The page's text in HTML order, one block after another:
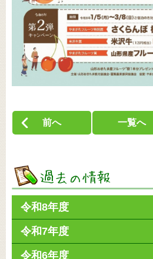
前へ 一覧へ
令和8年度
令和7年度
令和6年度